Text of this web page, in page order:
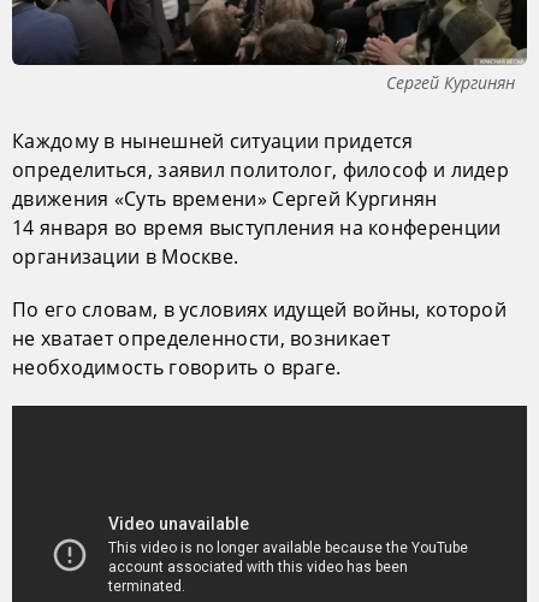
Сергей Кургинян
Каждому в нынешней ситуации придется
определиться, заявил политолог, философ и лидер
движения «Суть времени» Сергей Кургинян
14 января во время выступления на конференции
организации в Москве.
По его словам, в условиях идущей войны, которой
не хватает определенности, возникает
необходимость говорить о враге.